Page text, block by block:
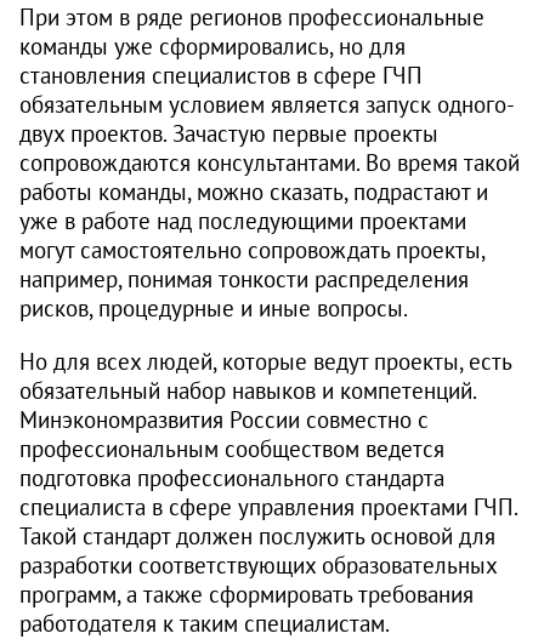
При этом в ряде регионов профессиональные
команды уже сформировались, но для
становления специалистов в сфере ГЧП
обязательным условием является запуск одного-
двух проектов. Зачастую первые проекты
сопровождаются консультантами. Во время такой
работы команды, можно сказать, подрастают и
уже в работе над последующими проектами
могут самостоятельно сопровождать проекты,
например, понимая тонкости распределения
рисков, процедурные и иные вопросы.
Но для всех людей, которые ведут проекты, есть
обязательный набор навыков и компетенций.
Минэкономразвития России совместно с
профессиональным сообществом ведется
подготовка профессионального стандарта
специалиста в сфере управления проектами ГЧП.
Такой стандарт должен послужить основой для
разработки соответствующих образовательных
программ, а также сформировать требования
работодателя к таким специалистам.